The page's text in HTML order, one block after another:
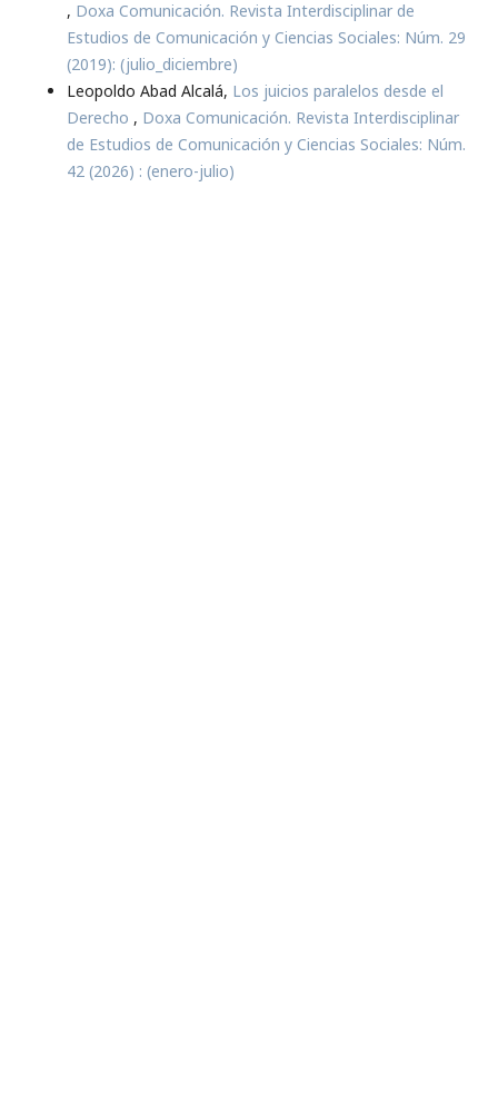
, Doxa Comunicación. Revista Interdisciplinar de
Estudios de Comunicación y Ciencias Sociales: Núm. 29
(2019): (julio_diciembre)
Leopoldo Abad Alcalá, Los juicios paralelos desde el
Derecho , Doxa Comunicación. Revista Interdisciplinar
de Estudios de Comunicación y Ciencias Sociales: Núm.
42 (2026) : (enero-julio)